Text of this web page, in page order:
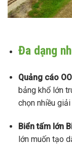
Đa dạng
Quảng cáo
bảng khổ lớn
chọn nhiều
Biển tấm lớn
lớn muốn tạo